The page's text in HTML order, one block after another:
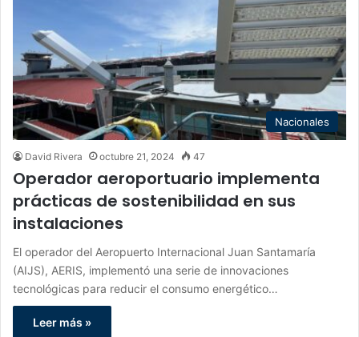
Nacionales
David Rivera octubre 21, 2024 47
Operador aeroportuario implementa
prácticas de sostenibilidad en sus
instalaciones
El operador del Aeropuerto Internacional Juan Santamaría
(AIJS), AERIS, implementó una serie de innovaciones
tecnológicas para reducir el consumo energético…
Leer más »